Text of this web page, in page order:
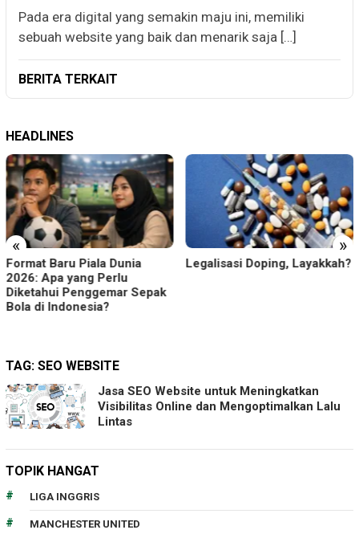
Pada era digital yang semakin maju ini, memiliki
sebuah website yang baik dan menarik saja […]
BERITA TERKAIT
HEADLINES
« »
Format Baru Piala Dunia
2026: Apa yang Perlu
Diketahui Penggemar Sepak
Bola di Indonesia?
Legalisasi Doping, Layakkah?
TAG: SEO WEBSITE
Jasa SEO Website untuk Meningkatkan
Visibilitas Online dan Mengoptimalkan Lalu
Lintas
TOPIK HANGAT
LIGA INGGRIS
MANCHESTER UNITED